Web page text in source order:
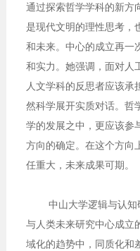
通过探索哲学学科的新方
是现代文明的理性思考，
和未来。中心的成立再一
和实力。她强调，面对人
人文学科的反思者应该承
然科学展开实质对话。哲
学的发展之中，更应该参
方向的确定。在这个方向
任重大，未来成果可期。
中山大学逻辑与认知
与人类未来研究中心成立
域化的趋势中，同质化和